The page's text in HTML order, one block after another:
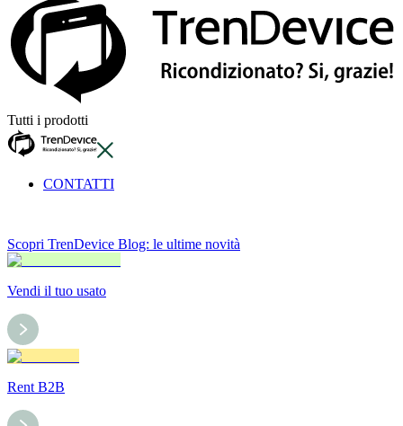
Tutti i prodotti
CONTATTI
Scopri TrenDevice Blog: le ultime novità
Vendi il tuo usato
Rent B2B